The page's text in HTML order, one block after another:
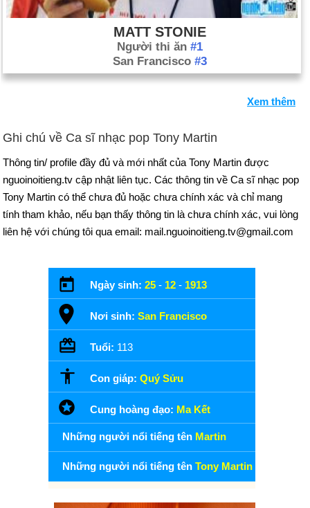
MATT STONIE
Người thi ăn #1
San Francisco #3
Xem thêm
Ghi chú về Ca sĩ nhạc pop Tony Martin
Thông tin/ profile đầy đủ và mới nhất của Tony Martin được
nguoinoitieng.tv cập nhật liên tục. Các thông tin về Ca sĩ nhạc pop
Tony Martin có thể chưa đủ hoặc chưa chính xác và chỉ mang
tính tham khảo, nếu bạn thấy thông tin là chưa chính xác, vui lòng
liên hệ với chúng tôi qua email: mail.nguoinoitieng.tv@gmail.com
Ngày sinh: 25 - 12 - 1913
Nơi sinh: San Francisco
Tuổi: 113
Con giáp: Quý Sửu
Cung hoàng đạo: Ma Kết
Những người nổi tiếng tên Martin
Những người nổi tiếng tên Tony Martin